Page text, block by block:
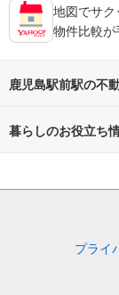
地図でサク
物件比較が
鹿児島駅前駅の不
不動産・住宅
暮らしのお役立ち
プライ